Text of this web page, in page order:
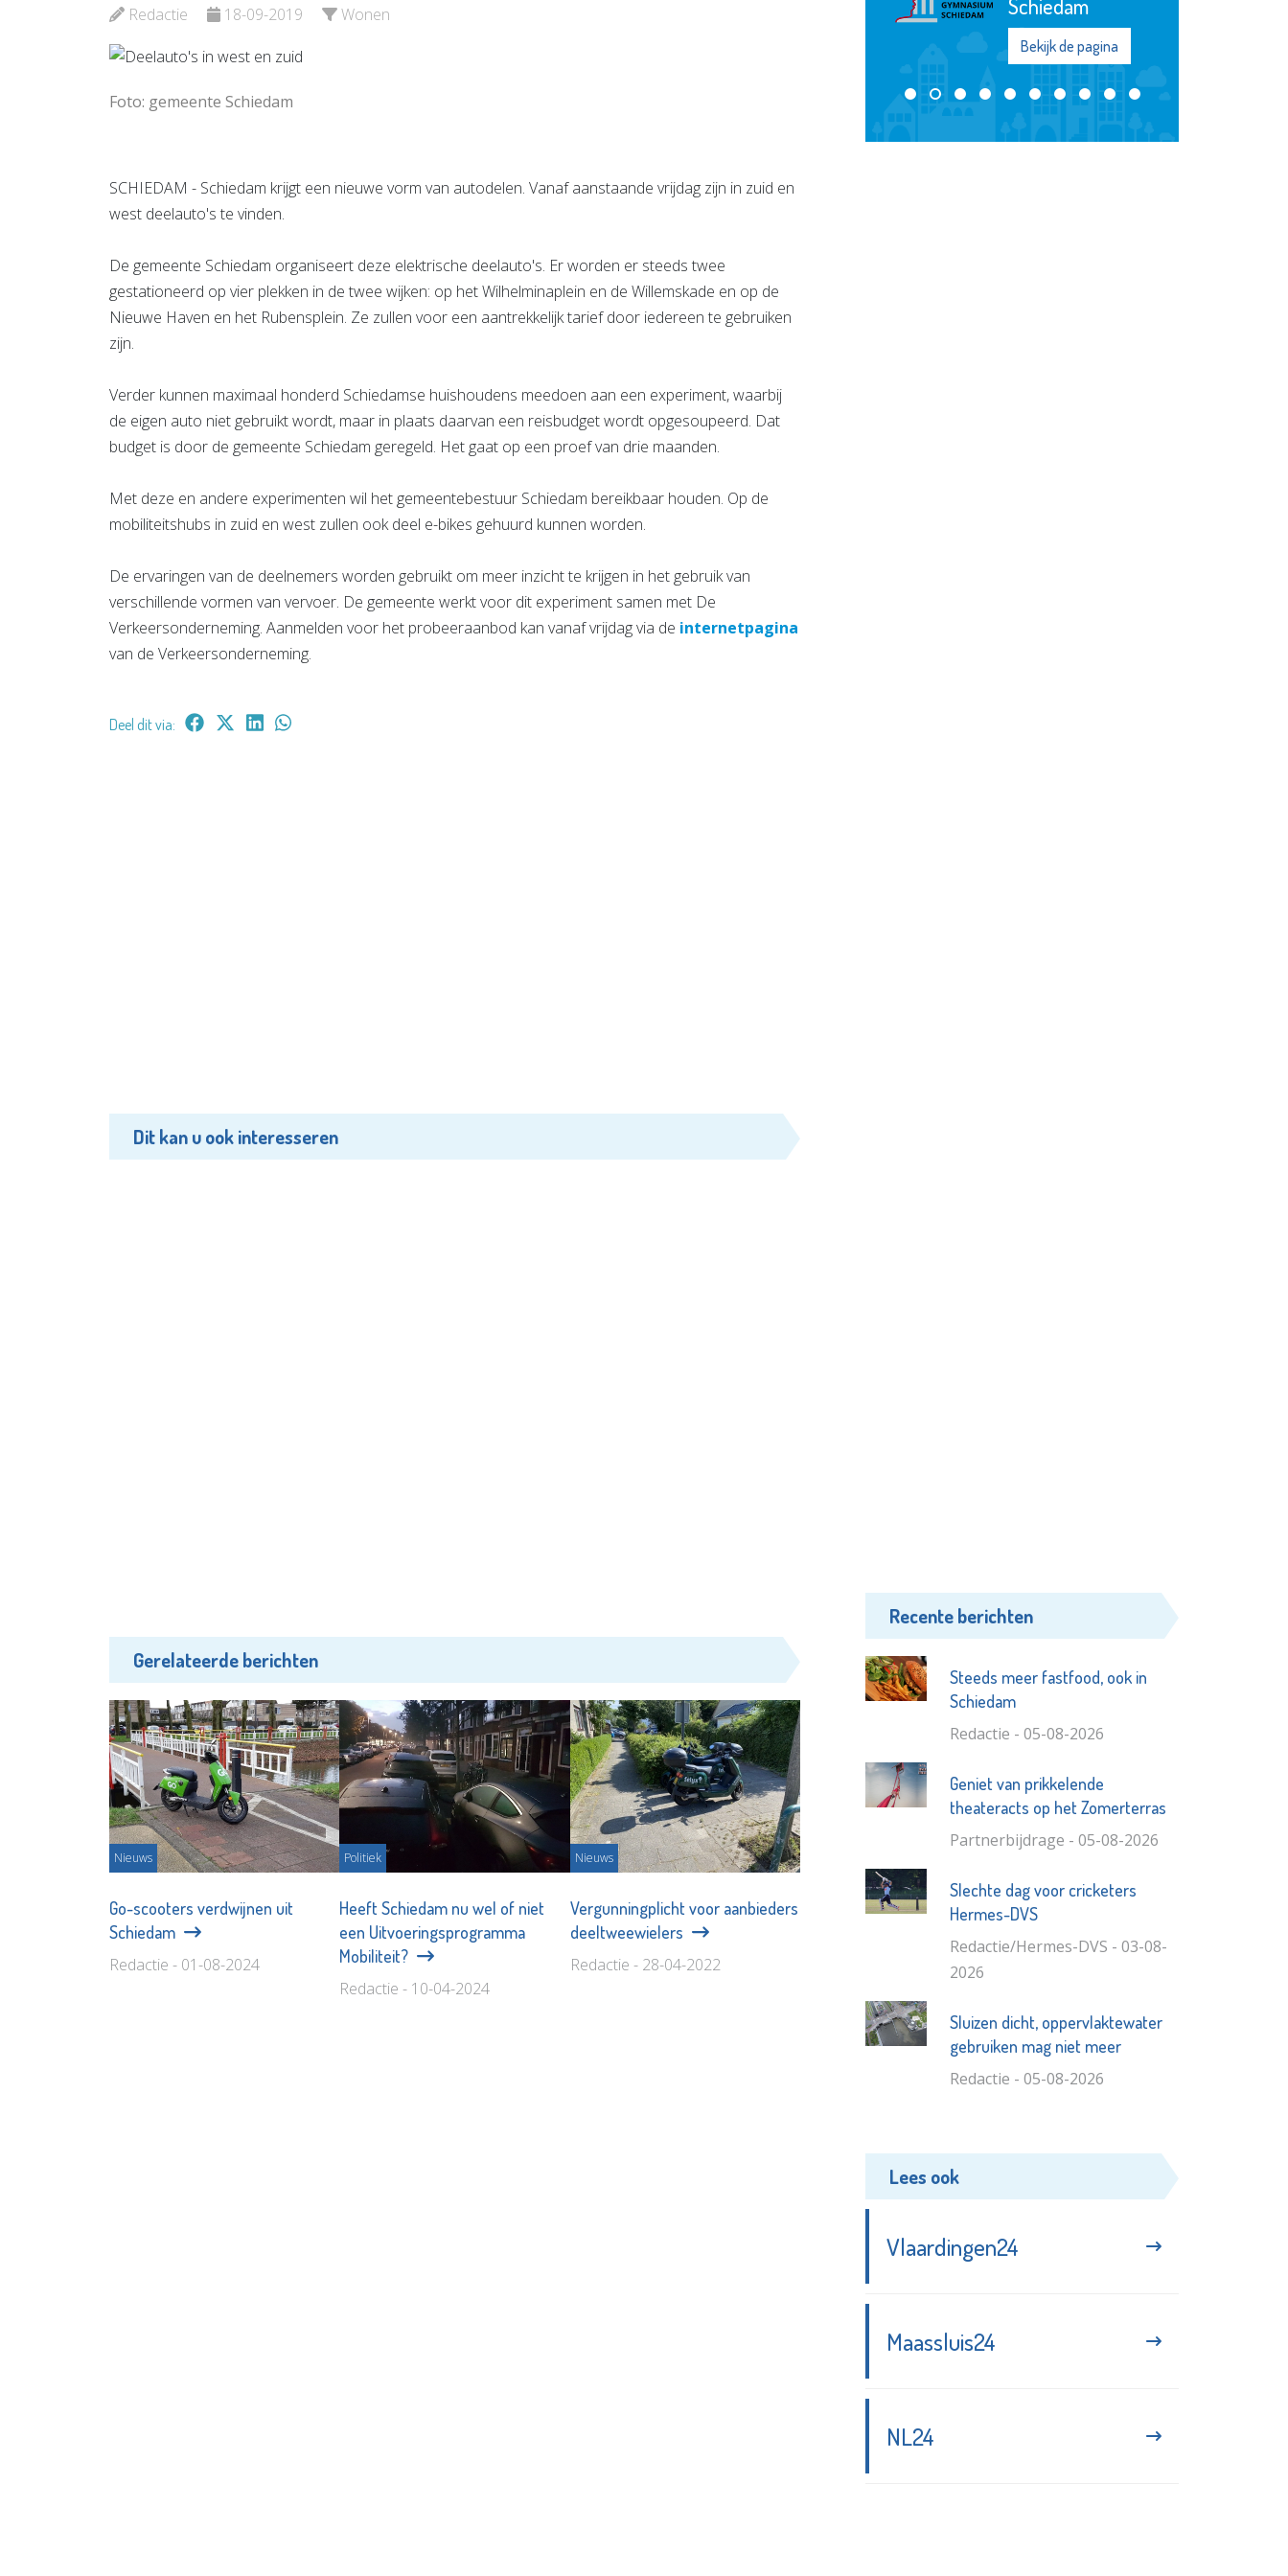
Redactie 18-09-2019 Wonen
Foto: gemeente Schiedam
SCHIEDAM - Schiedam krijgt een nieuwe vorm van autodelen. Vanaf aanstaande vrijdag zijn in zuid en
west deelauto's te vinden.
De gemeente Schiedam organiseert deze elektrische deelauto's. Er worden er steeds twee
gestationeerd op vier plekken in de twee wijken: op het Wilhelminaplein en de Willemskade en op de
Nieuwe Haven en het Rubensplein. Ze zullen voor een aantrekkelijk tarief door iedereen te gebruiken
zijn.
Verder kunnen maximaal honderd Schiedamse huishoudens meedoen aan een experiment, waarbij
de eigen auto niet gebruikt wordt, maar in plaats daarvan een reisbudget wordt opgesoupeerd. Dat
budget is door de gemeente Schiedam geregeld. Het gaat op een proef van drie maanden.
Met deze en andere experimenten wil het gemeentebestuur Schiedam bereikbaar houden. Op de
mobiliteitshubs in zuid en west zullen ook deel e-bikes gehuurd kunnen worden.
De ervaringen van de deelnemers worden gebruikt om meer inzicht te krijgen in het gebruik van
verschillende vormen van vervoer. De gemeente werkt voor dit experiment samen met De
Verkeersonderneming. Aanmelden voor het probeeraanbod kan vanaf vrijdag via de internetpagina
van de Verkeersonderneming.
Deel dit via:
Dit kan u ook interesseren
Gerelateerde berichten
Nieuws
Go-scooters verdwijnen uit
Schiedam
Redactie - 01-08-2024
Politiek
Heeft Schiedam nu wel of niet
een Uitvoeringsprogramma
Mobiliteit?
Redactie - 10-04-2024
Nieuws
Vergunningplicht voor aanbieders
deeltweewielers
Redactie - 28-04-2022
Bekijk de pagina Bekijk de pagina
Bekijk de pagina
Recente berichten
Steeds meer fastfood, ook in
Schiedam
Redactie - 05-08-2026
Geniet van prikkelende
theateracts op het Zomerterras
Partnerbijdrage - 05-08-2026
Slechte dag voor cricketers
Hermes-DVS
Redactie/Hermes-DVS - 03-08-
2026
Sluizen dicht, oppervlaktewater
gebruiken mag niet meer
Redactie - 05-08-2026
Lees ook
Vlaardingen24
Maassluis24
NL24